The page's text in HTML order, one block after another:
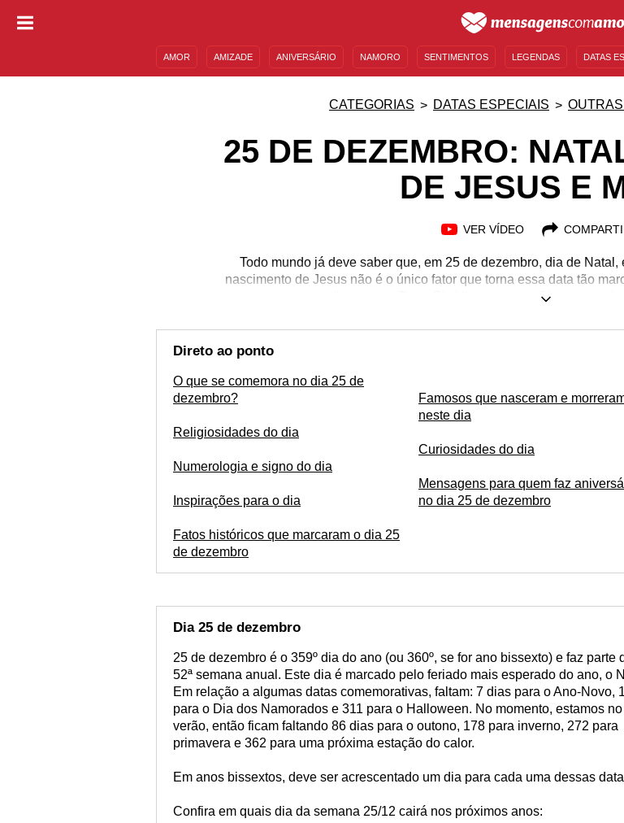
AMOR AMIZADE ANIVERSÁRIO NAMORO SENTIMENTOS LEGENDAS DATAS
CATEGORIAS DATAS ESPECIAIS
25 DE DEZEMBRO:
DE JESUS E
VER VÍDEO
Todo mundo já deve saber que, em 25 de dezembro, dia de
nascimento de Jesus não é o único fator que torna essa data tão
nasceram nesse dia, como o Papa Pio VI e a cantora Simone,
de morte do icônico Charlie Chaplin e de outros famosos. Neste
o 25 de dezembro, quem gosta de um feriado prolongado vai
Direto ao ponto
O que se comemora no dia 25 de
dezembro?
Religiosidades do dia
Numerologia e signo do dia
Inspirações para o dia
Fatos históricos que marcaram o dia 25
de dezembro
Famosos que nasceram e
neste dia
Curiosidades do dia
Mensagens para quem faz
no dia 25 de dezembro
Dia 25 de dezembro
25 de dezembro é o 359º dia do ano (ou 360º, se for ano bissexto) e faz parte
52ª semana anual. Este dia é marcado pelo feriado mais esperado do ano, o
Em relação a algumas datas comemorativas, faltam: 7 dias para o Ano-Novo,
para o Dia dos Namorados e 311 para o Halloween. No momento, estamos no
verão, então ficam faltando 86 dias para o outono, 178 para inverno, 272 para
primavera e 362 para uma próxima estação do calor.
Em anos bissextos, deve ser acrescentado um dia para cada uma dessas
Confira em quais dia da semana 25/12 cairá nos próximos anos: